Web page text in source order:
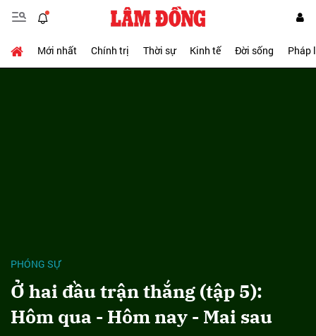
Mới nhất Chính trị Thời sự Kinh tế Đời sống Pháp
PHÓNG SỰ
Ở hai đầu trận thắng (tập 5):
Hôm qua - Hôm nay - Mai sau